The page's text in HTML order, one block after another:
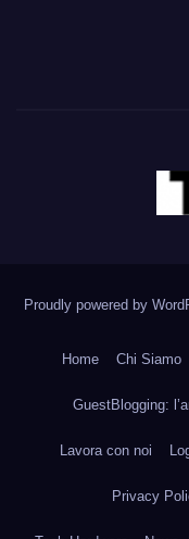
Proudly powered by
Home Chi Siamo
GuestBlogging:
Lavora con noi
Privacy